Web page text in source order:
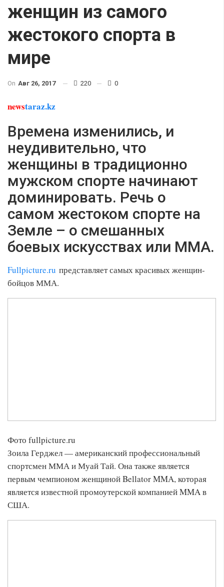
женщин из самого
жестокого спорта в
мире
On Авг 26, 2017 220 0
newstaraz.kz
Времена изменились, и
неудивительно, что
женщины в традиционно
мужском спорте начинают
доминировать. Речь о
самом жестоком спорте на
Земле – о смешанных
боевых искусствах или ММА.
Fullpicture.ru представляет самых красивых женщин-
бойцов ММА.
Фото fullpicture.ru
Зоила Герджел — американский профессиональный
спортсмен ММА и Муай Тай. Она также является
первым чемпионом женщиной Bellator MMA, которая
является известной промоутерской компанией MMA в
США.